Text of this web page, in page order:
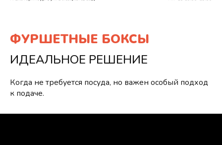
ФУРШЕТНЫЕ БОКСЫ
ИДЕАЛЬНОЕ РЕШЕНИЕ
Когда не требуется посуда, но важен особый подход
к подаче.